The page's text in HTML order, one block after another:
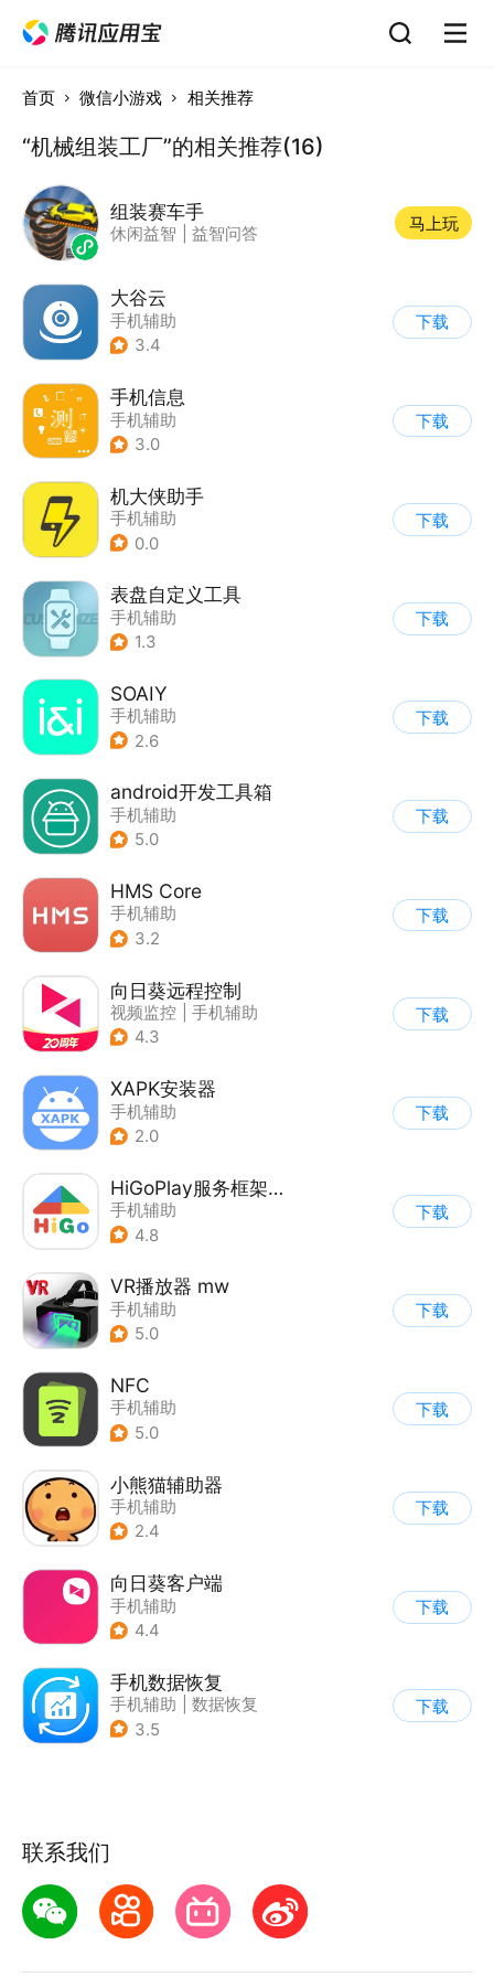
首页 微信小游戏 相关推荐
“机械组装工厂”的相关推荐(16)
组装赛车手
休闲益智 益智问答
马上玩
大谷云
手机辅助
3.4
下载
手机信息
手机辅助
3.0
下载
机大侠助手
手机辅助
0.0
下载
表盘自定义工具
手机辅助
1.3
下载
SOAIY
手机辅助
2.6
下载
android开发工具箱
手机辅助
5.0
下载
HMS Core
手机辅助
3.2
下载
向日葵远程控制
视频监控
手机辅助
4.3
下载
XAPK安装器
手机辅助
2.0
下载
HiGoPlay服务框架安装器
手机辅助
4.8
下载
VR播放器 mw
手机辅助
5.0
下载
NFC
手机辅助
5.0
下载
小熊猫辅助器
手机辅助
2.4
下载
向日葵客户端
手机辅助
4.4
下载
手机数据恢复
手机辅助
数据恢复
3.5
下载
联系我们